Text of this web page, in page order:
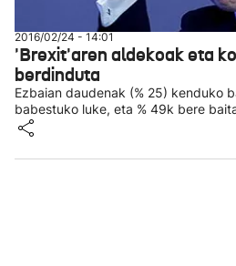
2016/02/24 - 14:01
'Brexit'aren aldekoak eta
berdinduta
Ezbaian daudenak (% 25) kenduko
babestuko luke, eta % 49k bere